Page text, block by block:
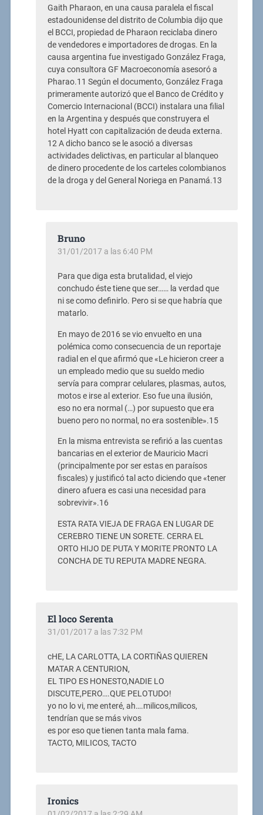
Gaith Pharaon, en una causa paralela el fiscal
estadounidense del distrito de Columbia dijo que
el BCCI, propiedad de Pharaon reciclaba dinero
de vendedores e importadores de drogas. En la
causa argentina fue investigado González Fraga,
cuya consultora GF Macroeconomía asesoró a
Pharao.11 Según el documento, González Fraga
primeramente autorizó que el Banco de Crédito y
Comercio Internacional (BCCI) instalara una filial
en la Argentina y después que construyera el
hotel Hyatt con capitalización de deuda externa.
12 A dicho banco se le asoció a diversas
actividades delictivas, en particular al blanqueo
de dinero procedente de los carteles colombianos
de la droga y del General Noriega en Panamá.13
Bruno
31/01/2017 a las 6:40 PM
Para que diga esta brutalidad, el viejo
conchudo éste tiene que ser…… la verdad que
ni se como definirlo. Pero si se que habría que
matarlo.
En mayo de 2016 se vio envuelto en una
polémica como consecuencia de un reportaje
radial en el que afirmó que «Le hicieron creer a
un empleado medio que su sueldo medio
servía para comprar celulares, plasmas, autos,
motos e irse al exterior. Eso fue una ilusión,
eso no era normal (…) por supuesto que era
bueno pero no normal, no era sostenible».15
En la misma entrevista se refirió a las cuentas
bancarias en el exterior de Mauricio Macri
(principalmente por ser estas en paraísos
fiscales) y justificó tal acto diciendo que «tener
dinero afuera es casi una necesidad para
sobrevivir».16
ESTA RATA VIEJA DE FRAGA EN LUGAR DE
CEREBRO TIENE UN SORETE. CERRA EL
ORTO HIJO DE PUTA Y MORITE PRONTO LA
CONCHA DE TU REPUTA MADRE NEGRA.
El loco Serenta
31/01/2017 a las 7:32 PM
cHE, LA CARLOTTA, LA CORTIÑAS QUIEREN
MATAR A CENTURION,
EL TIPO ES HONESTO,NADIE LO
DISCUTE,PERO….QUE PELOTUDO!
yo no lo vi, me enteré, ah….milicos,milicos,
tendrían que se más vivos
es por eso que tienen tanta mala fama.
TACTO, MILICOS, TACTO
Ironics